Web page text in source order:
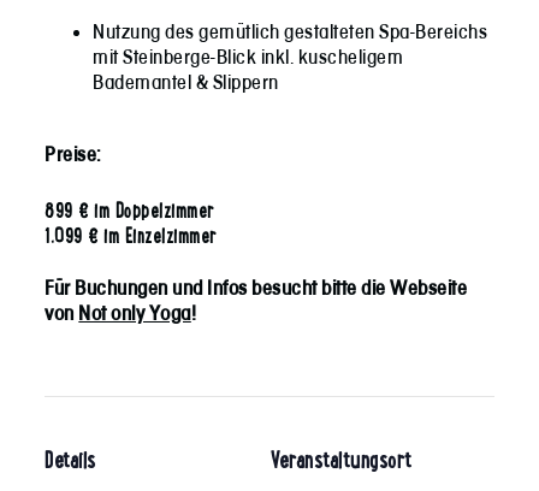
Nutzung des gemütlich gestalteten Spa-Bereichs
mit Steinberge-Blick inkl. kuscheligem
Bademantel & Slippern
​Preise:
899 € im Doppelzimmer
1.099 € im Einzelzimmer
Für Buchungen und Infos besucht bitte die Webseite
von Not only Yoga!
Details Veranstaltungsort